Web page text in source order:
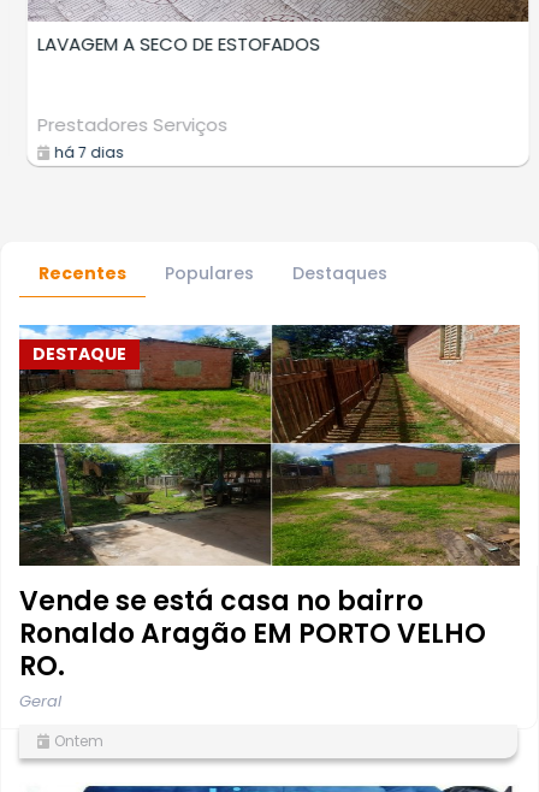
CURSO DE MAPEAMENTO AEREO COM DRONE
Cursos
há 8 dias
Recentes Populares Destaques
DESTAQUE
Vende se está casa no bairro
Ronaldo Aragão EM PORTO VELHO
RO.
Geral
Ontem